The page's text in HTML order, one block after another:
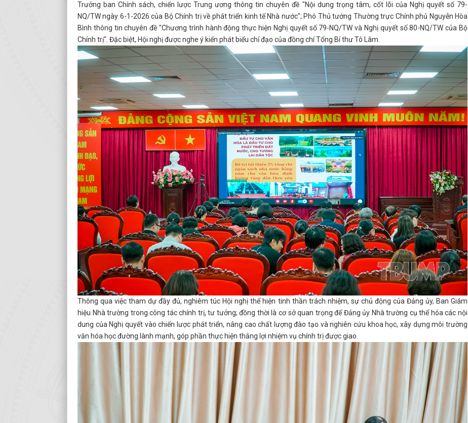
Trưởng ban Chính sách, chiến lược Trung ương thông tin chuyên đề "Nội dung trọng tâm, cốt lõi của Nghị quyết số 79-
NQ/TW ngày 6-1-2026 của Bộ Chính trị về phát triển kinh tế Nhà nước"; Phó Thủ tướng Thường trực Chính phủ Nguyễn Hòa
Bình thông tin chuyên đề "Chương trình hành động thực hiện Nghị quyết số 79-NQ/TW và Nghị quyết số 80-NQ/TW của Bộ
Chính trị". Đặc biệt, Hội nghị được nghe ý kiến phát biểu chỉ đạo của đồng chí Tổng Bí thư Tô Lâm.
Thông qua việc tham dự đầy đủ, nghiêm túc Hội nghị thể hiện tinh thần trách nhiệm, sự chủ động của Đảng ủy, Ban Giám
hiệu Nhà trường trong công tác chính trị, tư tưởng; đồng thời là cơ sở quan trọng để Đảng ủy Nhà trường cụ thể hóa các nội
dung của Nghị quyết vào chiến lược phát triển, nâng cao chất lượng đào tạo và nghiên cứu khoa học, xây dựng môi trường
văn hóa học đường lành mạnh, góp phần thực hiện thắng lợi nhiệm vụ chính trị được giao.